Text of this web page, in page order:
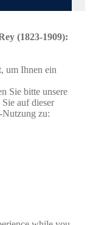
(1823-1909):
um Ihnen ein
Sie bitte unsere
Sie auf dieser
Nutzung zu: